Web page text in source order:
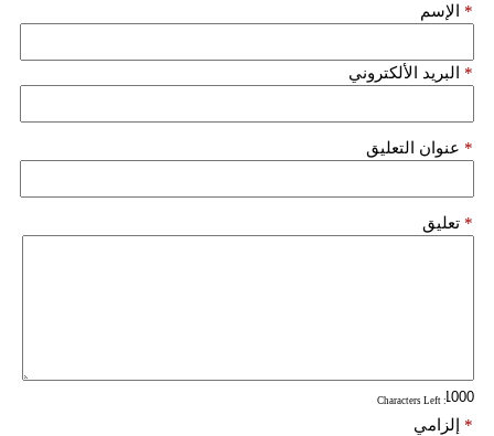
الإسم *
البريد الألكتروني *
عنوان التعليق *
تعليق *
: Characters Left
إلزامي *